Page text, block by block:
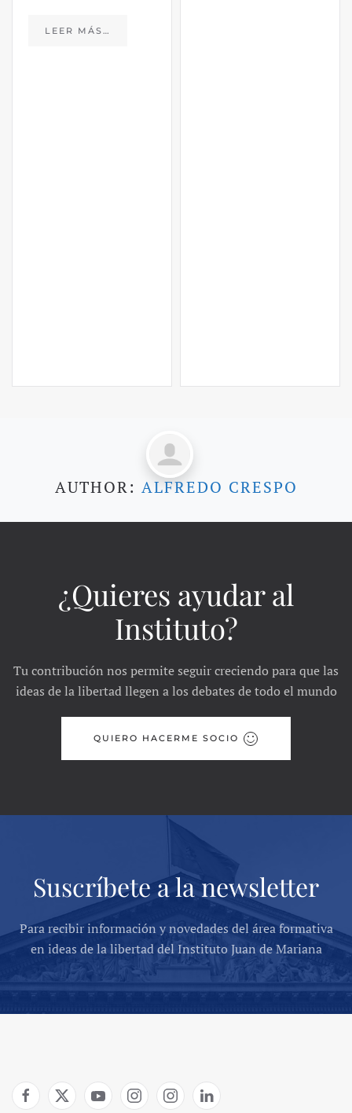
LEER MÁS…
AUTHOR: ALFREDO CRESPO
¿Quieres ayudar al
Instituto?
Tu contribución nos permite seguir creciendo para que las
ideas de la libertad llegen a los debates de todo el mundo
QUIERO HACERME SOCIO
Suscríbete a la newsletter
Para recibir información y novedades del área formativa
en ideas de la libertad del Instituto Juan de Mariana